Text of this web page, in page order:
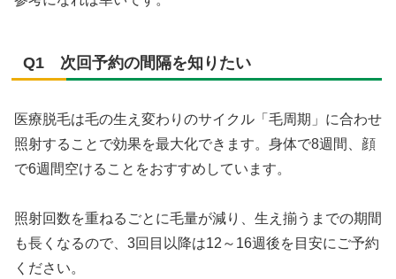
Q1 次回予約の間隔を知りたい
医療脱毛は毛の生え変わりのサイクル「毛周期」に合わせ
照射することで効果を最大化できます。身体で8週間、顔
で6週間空けることをおすすめしています。
照射回数を重ねるごとに毛量が減り、生え揃うまでの期間
も長くなるので、3回目以降は12～16週後を目安にご予約
ください。